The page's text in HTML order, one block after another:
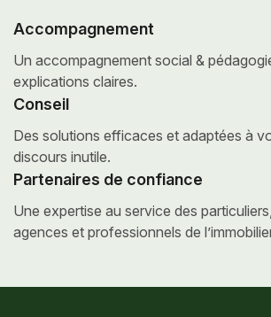
Accompagnement
Un accompagnement social &
explications claires.
Conseil
Des solutions efficaces et adaptées à
discours inutile.
Partenaires de confiance
Une expertise au service des particuliers,
agences et professionnels de